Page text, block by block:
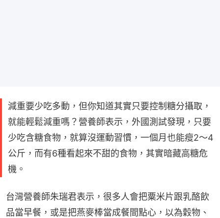
減重要少吃多動，但你知道其實只要控制糖分攝取，
就能輕鬆減重嗎？營養師表示，外國測試發現，只要
少吃含糖食物，就算沒運動習慣，一個月也能瘦2～4
公斤，而有6種看起來不甜的食物，其實暗藏高糖危
機。
台灣營養師朱瑞君表示，很多人會把粟米片跟乳酪飲
品當早餐，或是把燕麥棒當成餐間點心，以為穀物、